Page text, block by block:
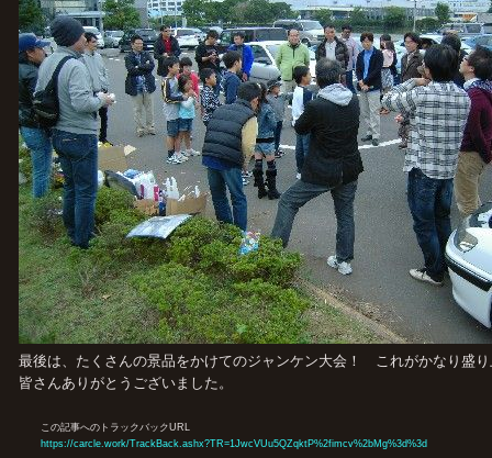
最後は、たくさんの景品をかけてのジャンケン大会！ これがかなり盛
皆さんありがとうございました。
この記事へのトラックバックURL
https://carcle.work/TrackBack.ashx?TR=1JwcVUu5QZqktP%2fimcv%2bMg%3d%3d